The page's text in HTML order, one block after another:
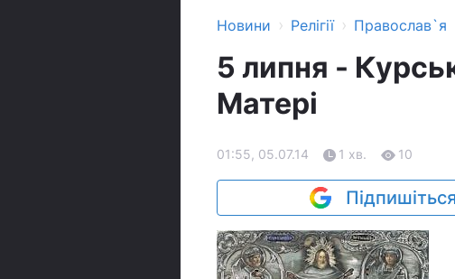
Новини › Релігії › Православ`я
5 липня -
Матері
01:55, 05.07.14 1 хв. 10